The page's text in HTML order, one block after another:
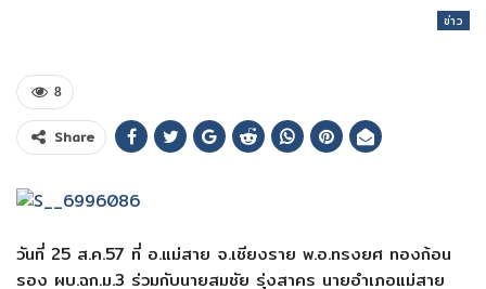
ข่าว
8
Share
วันที่ 25 ส.ค.57 ที่ อ.แม่สาย จ.เชียงราย พ.อ.ทรงยศ ทองก้อน
รอง ผบ.ฉก.ม.3 ร่วมกับนายสมชัย รุ่งสาคร นายอำเภอแม่สาย